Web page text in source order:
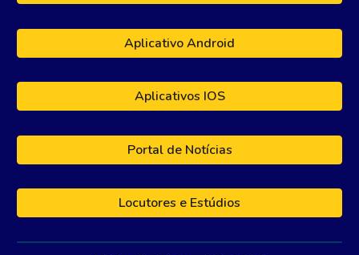
Aplicativo Android
Aplicativos IOS
Portal de Notícias
Locutores e Estúdios